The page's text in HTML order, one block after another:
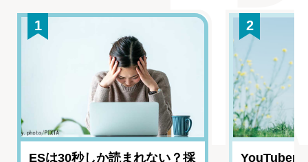
1
ESは30秒しか読まれない？採
2
YouTuber